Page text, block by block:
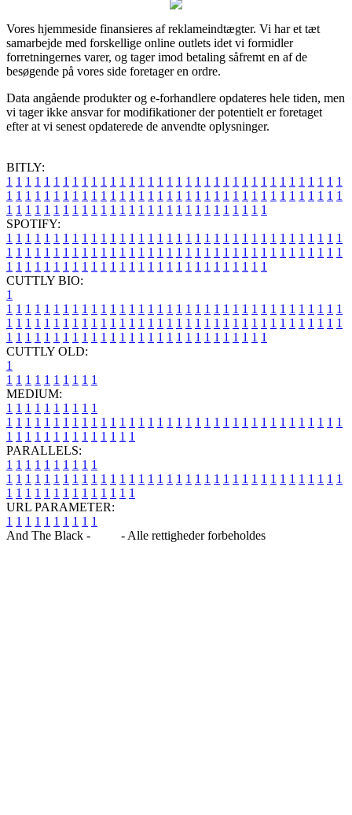
Vores hjemmeside finansieres af reklameindtægter. Vi har et tæt
samarbejde med forskellige online outlets idet vi formidler
forretningernes varer, og tager imod betaling såfremt en af de
besøgende på vores side foretager en ordre.
Data angående produkter og e-forhandlere opdateres hele tiden, men
vi tager ikke ansvar for modifikationer der potentielt er foretaget
efter at vi senest opdaterede de anvendte oplysninger.
BITLY:
1 1 1 1 1 1 1 1 1 1 1 1 1 1 1 1 1 1 1 1 1 1 1 1 1 1 1 1 1 1 1 1 1 1 1 1
1 1 1 1 1 1 1 1 1 1 1 1 1 1 1 1 1 1 1 1 1 1 1 1 1 1 1 1 1 1 1 1 1 1 1 1
1 1 1 1 1 1 1 1 1 1 1 1 1 1 1 1 1 1 1 1 1 1 1 1 1 1 1 1
SPOTIFY:
1 1 1 1 1 1 1 1 1 1 1 1 1 1 1 1 1 1 1 1 1 1 1 1 1 1 1 1 1 1 1 1 1 1 1 1
1 1 1 1 1 1 1 1 1 1 1 1 1 1 1 1 1 1 1 1 1 1 1 1 1 1 1 1 1 1 1 1 1 1 1 1
1 1 1 1 1 1 1 1 1 1 1 1 1 1 1 1 1 1 1 1 1 1 1 1 1 1 1 1
CUTTLY BIO:
1
1 1 1 1 1 1 1 1 1 1 1 1 1 1 1 1 1 1 1 1 1 1 1 1 1 1 1 1 1 1 1 1 1 1 1 1
1 1 1 1 1 1 1 1 1 1 1 1 1 1 1 1 1 1 1 1 1 1 1 1 1 1 1 1 1 1 1 1 1 1 1 1
1 1 1 1 1 1 1 1 1 1 1 1 1 1 1 1 1 1 1 1 1 1 1 1 1 1 1 1
CUTTLY OLD:
1
1 1 1 1 1 1 1 1 1 1
MEDIUM:
1 1 1 1 1 1 1 1 1 1
1 1 1 1 1 1 1 1 1 1 1 1 1 1 1 1 1 1 1 1 1 1 1 1 1 1 1 1 1 1 1 1 1 1 1 1
1 1 1 1 1 1 1 1 1 1 1 1 1 1
PARALLELS:
1 1 1 1 1 1 1 1 1 1
1 1 1 1 1 1 1 1 1 1 1 1 1 1 1 1 1 1 1 1 1 1 1 1 1 1 1 1 1 1 1 1 1 1 1 1
1 1 1 1 1 1 1 1 1 1 1 1 1 1
URL PARAMETER:
1 1 1 1 1 1 1 1 1 1
And The Black -
- Alle rettigheder forbeholdes